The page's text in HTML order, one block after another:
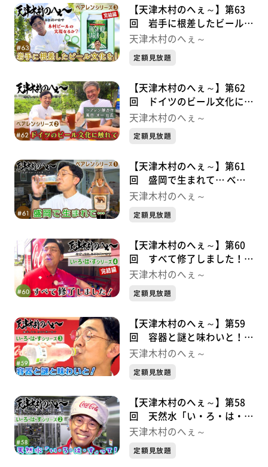
【天津木村のへぇ～】第63
回 岩手に根差したビール文
化を！ べアレンシリーズ③
天津木村のへぇ～
定額見放題
【天津木村のへぇ～】第62
回 ドイツのビール文化に触
れて べアレンシリーズ②
天津木村のへぇ～
定額見放題
【天津木村のへぇ～】第61
回 盛岡で生まれて… べア
レンシリーズ➀
天津木村のへぇ～
定額見放題
【天津木村のへぇ～】第60
回 すべて修了しました！
い・ろ・は・すシリーズ➃完
天津木村のへぇ～
定額見放題
【天津木村のへぇ～】第59
回 容器と謎と味わいと！
い・ろ・は・すシリーズ③
天津木村のへぇ～
定額見放題
【天津木村のへぇ～】第58
回 天然水「い・ろ・は・
す」って！ い・ろ・は・す
天津木村のへぇ～
定額見放題